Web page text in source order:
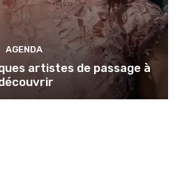
AGENDA
artistes de passage à